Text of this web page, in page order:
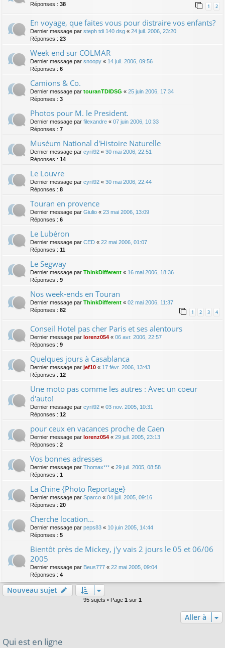
Réponses : 38 1 2
En voyage, que faites vous pour distraire vos enfants?
Dernier message par steph tdi 140 dsg « 24 juil. 2006, 23:20
Réponses : 23
Week end sur COLMAR
Dernier message par snoopy « 14 juil. 2006, 09:56
Réponses : 6
Camions & Co.
Dernier message par touranTDIDSG « 25 juin 2006, 17:34
Réponses : 3
Photos pour M. le President.
Dernier message par filexandre « 07 juin 2006, 10:33
Réponses : 7
Muséum National d'Histoire Naturelle
Dernier message par cyril92 « 30 mai 2006, 22:51
Réponses : 14
Le Louvre
Dernier message par cyril92 « 30 mai 2006, 22:44
Réponses : 8
Touran en provence
Dernier message par Giulio « 23 mai 2006, 13:09
Réponses : 6
Le Lubéron
Dernier message par CED « 22 mai 2006, 01:07
Réponses : 11
Le Segway
Dernier message par ThinkDifferent « 16 mai 2006, 18:36
Réponses : 9
Nos week-ends en Touran
Dernier message par ThinkDifferent « 02 mai 2006, 11:37
Réponses : 82 1 2 3 4
Conseil Hotel pas cher Paris et ses alentours
Dernier message par lorenz054 « 06 avr. 2006, 22:57
Réponses : 9
Quelques jours à Casablanca
Dernier message par jef10 « 17 févr. 2006, 13:43
Réponses : 12
Une moto pas comme les autres : Avec un coeur
d'auto!
Dernier message par cyril92 « 03 nov. 2005, 10:31
Réponses : 12
pour ceux en vacances proche de Caen
Dernier message par lorenz054 « 29 juil. 2005, 23:13
Réponses : 2
Vos bonnes adresses
Dernier message par Thomax*** « 29 juil. 2005, 08:58
Réponses : 1
La Chine {Photo Reportage}
Dernier message par Sparco « 04 juil. 2005, 09:16
Réponses : 20
Cherche location...
Dernier message par peps83 « 10 juin 2005, 14:44
Réponses : 5
Bientôt près de Mickey, j'y vais 2 jours le 05 et 06/06
2005
Dernier message par Beus777 « 22 mai 2005, 09:04
Réponses : 4
Nouveau sujet
95 sujets • Page 1 sur 1
Aller à
Qui est en ligne